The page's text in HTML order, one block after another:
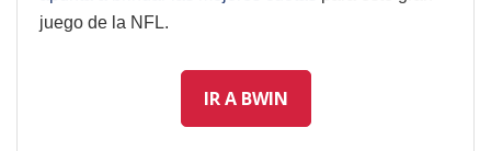
juego de la NFL.
IR A BWIN